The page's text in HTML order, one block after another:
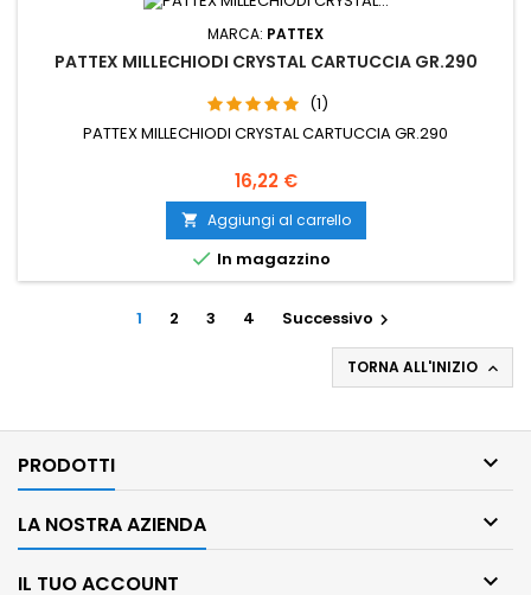
MARCA: PATTEX
PATTEX MILLECHIODI CRYSTAL CARTUCCIA GR.290
(1)
PATTEX MILLECHIODI CRYSTAL CARTUCCIA GR.290
Prezzo
16,22 €
 Aggiungi al carrello
 In magazzino
1 2 3 4 Successivo 
TORNA ALL'INIZIO 
PRODOTTI 
LA NOSTRA AZIENDA 
IL TUO ACCOUNT 